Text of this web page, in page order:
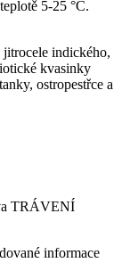
5-25 °C.
jitrocele indického,
kvasinky
ostropestřce a
TRÁVENÍ
informace